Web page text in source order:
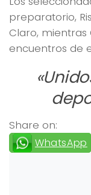
preparatorio,
Claro, mientras
encuentros de
Share on:
WhatsApp